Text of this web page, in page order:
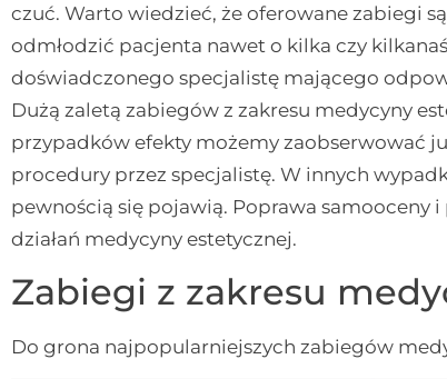
czuć. Warto wiedzieć, że oferowane zabiegi
odmłodzić pacjenta nawet o kilka czy
doświadczonego specjalistę mającego
Dużą zaletą zabiegów z zakresu medycyny
przypadków efekty możemy zaobserwować
procedury przez specjalistę. W innych
pewnością się pojawią. Poprawa
działań medycyny estetycznej.
Zabiegi z zakresu
Do grona najpopularniejszych zabiegów